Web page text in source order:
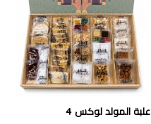
علبة المولد لوكس 4